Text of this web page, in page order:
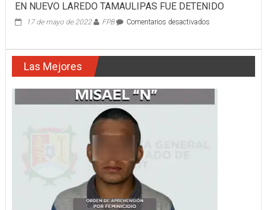
EN NUEVO LAREDO TAMAULIPAS FUE DETENIDO
17 de mayo de 2022 FPB Comentarios desactivadosen
FUE
Las Mejores